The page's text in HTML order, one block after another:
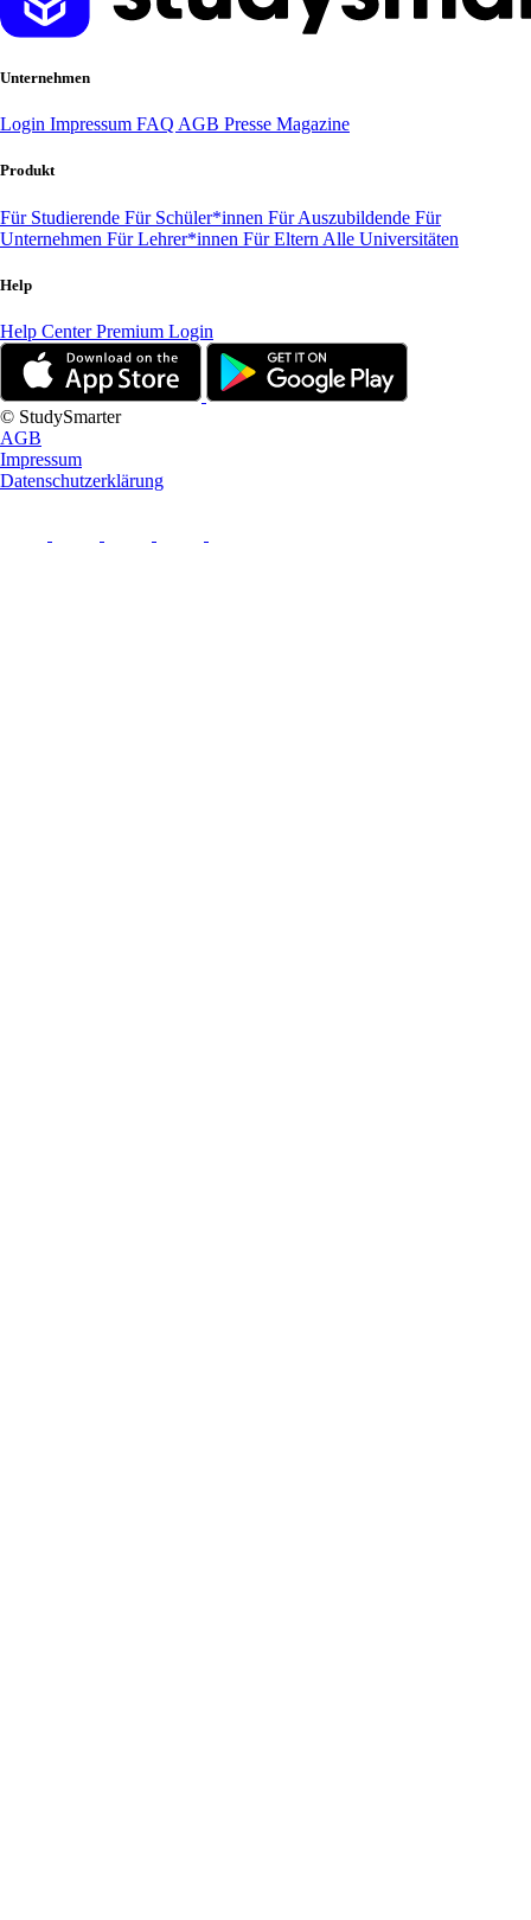
Unternehmen
Login Impressum FAQ AGB Presse Magazine
Produkt
Für Studierende Für Schüler*innen Für Auszubildende Für
Unternehmen Für Lehrer*innen Für Eltern Alle Universitäten
Help
Help CenterPremium Login
© StudySmarter
AGB
Impressum
Datenschutzerklärung